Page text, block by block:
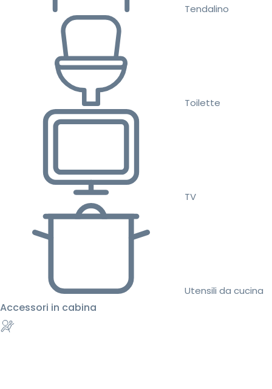
Tendalino
Toilette
TV
Utensili da cucina
Accessori in cabina